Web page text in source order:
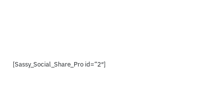
[Sassy_Social_Share_Pro id=“2″]